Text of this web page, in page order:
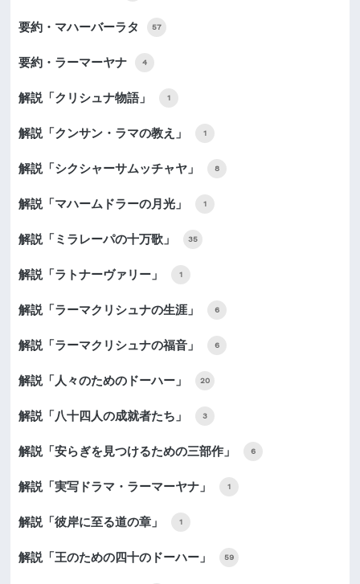
要約・マハーバーラタ 57
要約・ラーマーヤナ 4
解説「クリシュナ物語」 1
解説「クンサン・ラマの教え」 1
解説「シクシャーサムッチャヤ」 8
解説「マハームドラーの月光」 1
解説「ミラレーパの十万歌」 35
解説「ラトナーヴァリー」 1
解説「ラーマクリシュナの生涯」 6
解説「ラーマクリシュナの福音」 6
解説「人々のためのドーハー」 20
解説「八十四人の成就者たち」 3
解説「安らぎを見つけるための三部作」 6
解説「実写ドラマ・ラーマーヤナ」 1
解説「彼岸に至る道の章」 1
解説「王のための四十のドーハー」 59